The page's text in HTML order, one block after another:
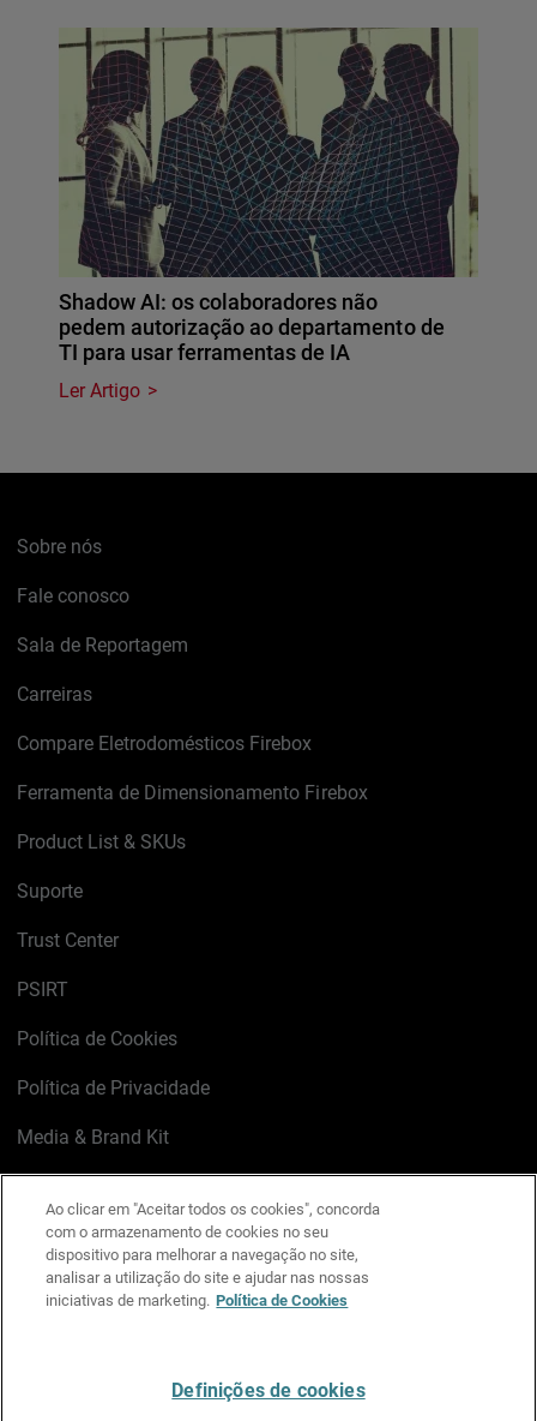
Shadow AI: os colaboradores não
pedem autorização ao departamento de
TI para usar ferramentas de IA
Ler Artigo
Sobre nós
Fale conosco
Sala de Reportagem
Carreiras
Compare Eletrodomésticos Firebox
Ferramenta de Dimensionamento Firebox
Product List & SKUs
Suporte
Trust Center
PSIRT
Política de Cookies
Política de Privacidade
Media & Brand Kit
LinkedIn
X FacebookInstagram
YouTube
Ao clicar em "Aceitar todos os cookies", concorda
com o armazenamento de cookies no seu
dispositivo para melhorar a navegação no site,
analisar a utilização do site e ajudar nas nossas
iniciativas de marketing. Política de Cookies
Definições de cookies